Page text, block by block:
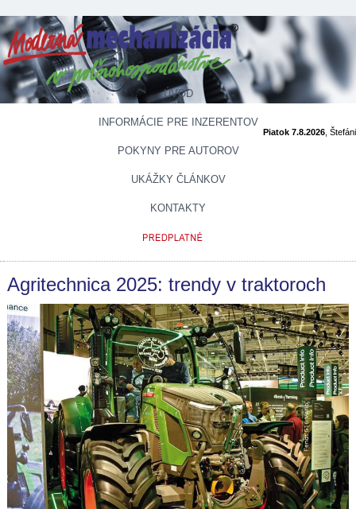
Piatok 7.8.2026,
ÚVOD
INFORMÁCIE PRE INZERENTOV
POKYNY PRE AUTOROV
UKÁŽKY ČLÁNKOV
KONTAKTY
Agritechnica 2025: trendy v traktoroch